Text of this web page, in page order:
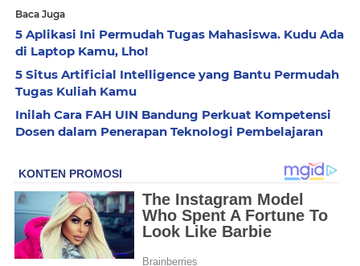
Baca Juga
5 Aplikasi Ini Permudah Tugas Mahasiswa. Kudu Ada
di Laptop Kamu, Lho!
5 Situs Artificial Intelligence yang Bantu Permudah
Tugas Kuliah Kamu
Inilah Cara FAH UIN Bandung Perkuat Kompetensi
Dosen dalam Penerapan Teknologi Pembelajaran